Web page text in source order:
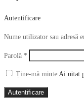
Autentificare
Nume utilizator sau adresă
Parolă *
Ține-mă minte Ai uitat
Autentificare